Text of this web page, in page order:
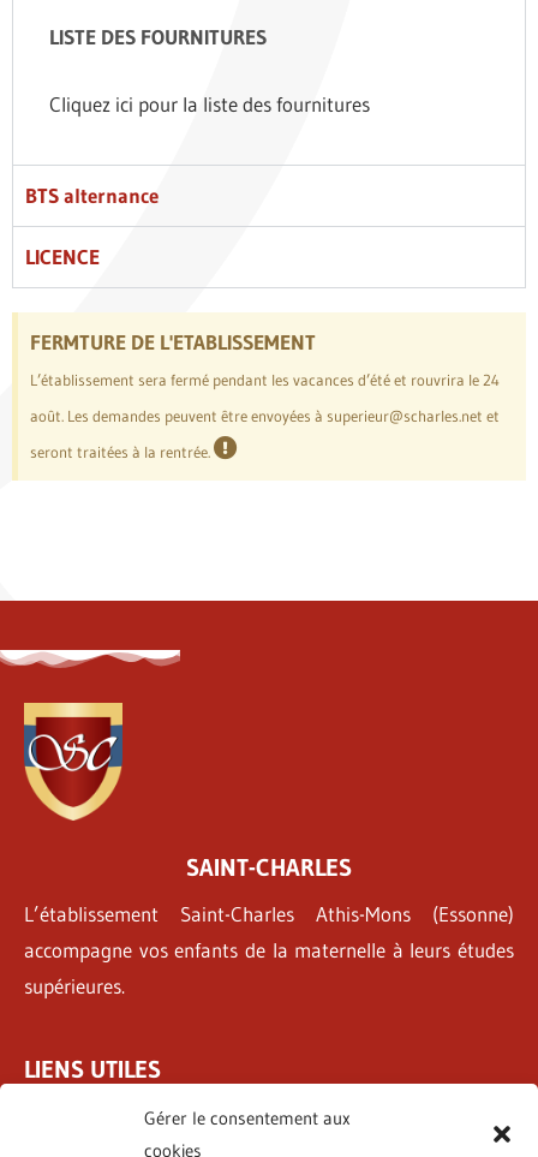
Gérer le consentement aux
cookies
LISTE DES FOURNITURES
Cliquez ici pour la liste des fournitures
BTS alternance
LICENCE
FERMTURE DE L'ETABLISSEMENT
L’établissement sera fermé pendant les vacances d’été et rouvrira le 24
août. Les demandes peuvent être envoyées à superieur@scharles.net et
seront traitées à la rentrée.
SAINT-CHARLES
L’établissement Saint-Charles Athis-Mons (Essonne)
accompagne vos enfants de la maternelle à leurs études
supérieures.
LIENS UTILES
Tarifs & Inscriptions